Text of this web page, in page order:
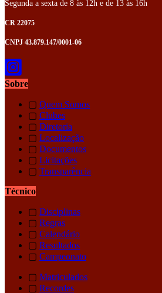
Segunda a sexta de 8 às 12h e de 13 às 16h
CR 22075
CNPJ 43.879.147/0001-06
Sobre
▢ Quem Somos
▢ Clubes
▢ Diretoria
▢ Localização
▢ Documentos
▢ Licitações
▢ Transparência
Técnico
▢ Disciplinas
▢ Regras
▢ Calendário
▢ Resultados
▢ Campeonato
▢ Matriculados
▢ Recordes